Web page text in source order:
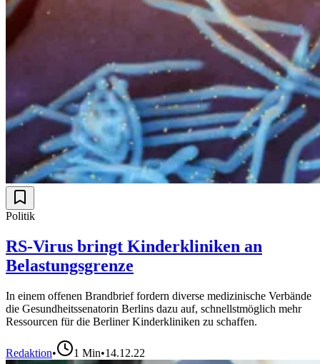
Politik
RS-Virus bringt Kinderkliniken an
Belastungsgrenze
In einem offenen Brandbrief fordern diverse medizinische Verbände
die Gesundheitssenatorin Berlins dazu auf, schnellstmöglich mehr
Ressourcen für die Berliner Kinderkliniken zu schaffen.
Redaktion• 1 Min•14.12.22